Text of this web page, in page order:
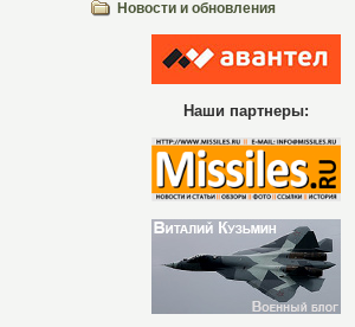
Новости и обновления
Наши партнеры: